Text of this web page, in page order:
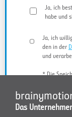
Ja, ich
habe und
Ja, ich
den in der
und
* Die
Das